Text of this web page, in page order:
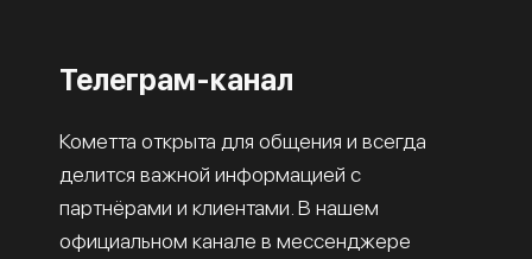
Телеграм-канал
Кометта открыта для общения и всегда
делится важной информацией с
партнёрами и клиентами. В нашем
официальном канале в мессенджере